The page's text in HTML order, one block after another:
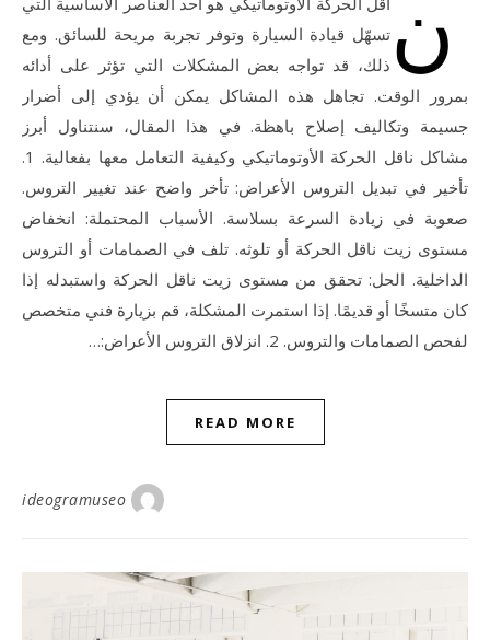
تسهّل قيادة السيارة وتوفر تجربة مريحة للسائق. ومع
ذلك، قد تواجه بعض المشكلات التي تؤثر على أدائه
بمرور الوقت. تجاهل هذه المشاكل يمكن أن يؤدي إلى أضرار
جسيمة وتكاليف إصلاح باهظة. في هذا المقال، سنتناول أبرز
مشاكل ناقل الحركة الأوتوماتيكي وكيفية التعامل معها بفعالية. 1.
تأخير في تبديل التروس الأعراض: تأخر واضح عند تغيير التروس.
صعوبة في زيادة السرعة بسلاسة. الأسباب المحتملة: انخفاض
مستوى زيت ناقل الحركة أو تلوثه. تلف في الصمامات أو التروس
الداخلية. الحل: تحقق من مستوى زيت ناقل الحركة واستبدله إذا
كان متسخًا أو قديمًا. إذا استمرت المشكلة، قم بزيارة فني متخصص
لفحص الصمامات والتروس. 2. انزلاق التروس الأعراض:…
READ MORE
ideogramuseo